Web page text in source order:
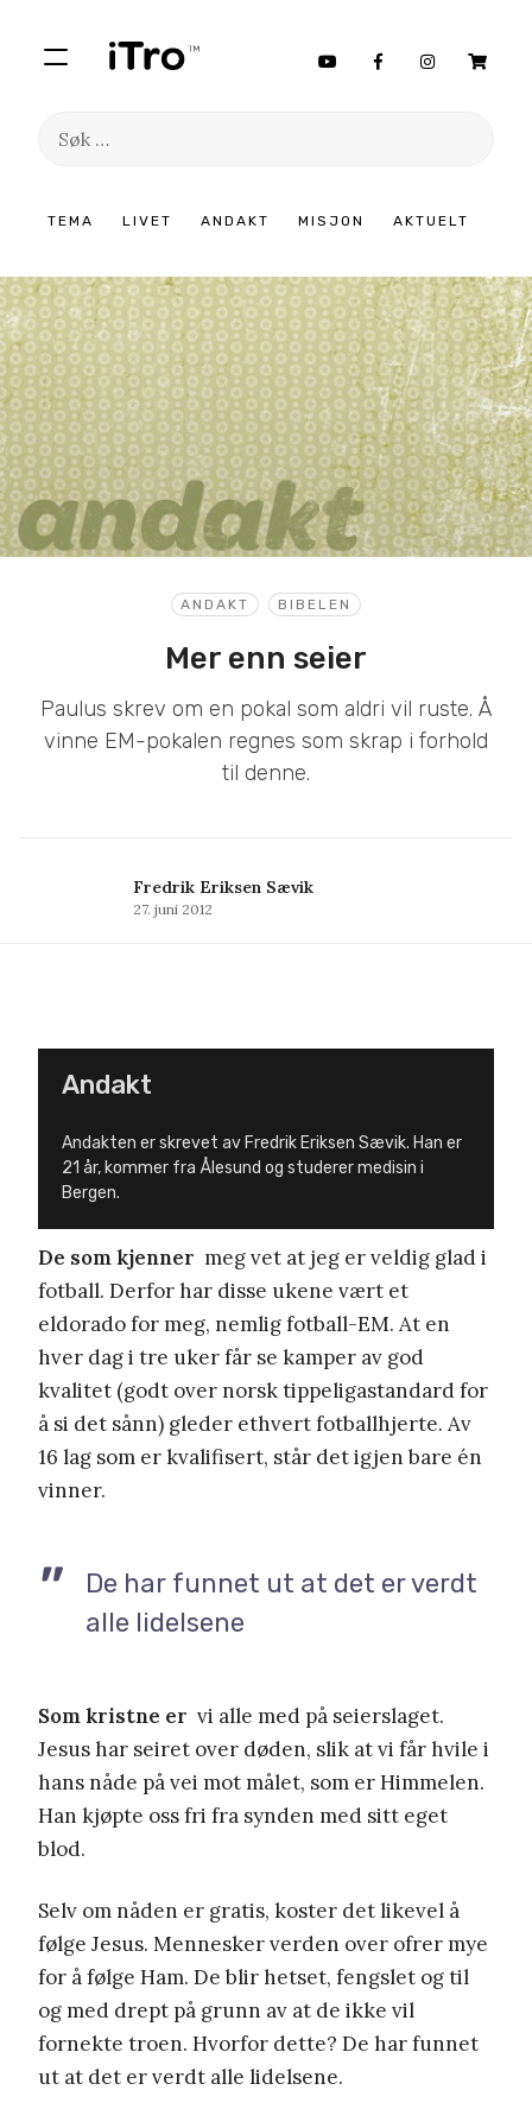
TEMA LIVET ANDAKT MISJON AKTUELT
Søk
innhold
ANDAKT BIBELEN
Mer enn seier
Paulus skrev om en pokal som aldri vil ruste. Å
vinne EM-pokalen regnes som skrap i forhold
til denne.
Fredrik Eriksen Sævik
27. juni 2012
Andakt
Andakten er skrevet av Fredrik Eriksen Sævik. Han er
21 år, kommer fra Ålesund og studerer medisin i
Bergen.
De som kjenner meg vet at jeg er veldig glad i
fotball. Derfor har disse ukene vært et
eldorado for meg, nemlig fotball-EM. At en
hver dag i tre uker får se kamper av god
kvalitet (godt over norsk tippeligastandard for
å si det sånn) gleder ethvert fotballhjerte. Av
16 lag som er kvalifisert, står det igjen bare én
vinner.
De har funnet ut at det er verdt
alle lidelsene
Som kristne er vi alle med på seierslaget.
Jesus har seiret over døden, slik at vi får hvile i
hans nåde på vei mot målet, som er Himmelen.
Han kjøpte oss fri fra synden med sitt eget
blod.
Selv om nåden er gratis, koster det likevel å
følge Jesus. Mennesker verden over ofrer mye
for å følge Ham. De blir hetset, fengslet og til
og med drept på grunn av at de ikke vil
fornekte troen. Hvorfor dette? De har funnet
ut at det er verdt alle lidelsene.